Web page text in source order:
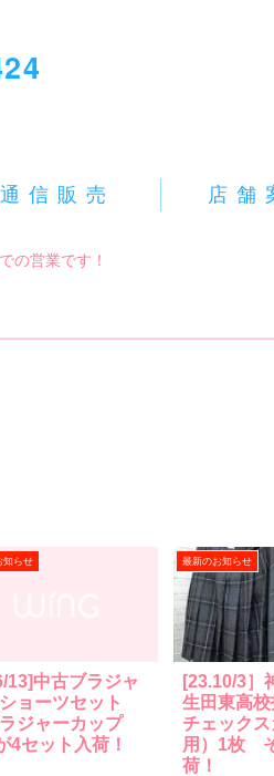
通信販売 店舗
の営業です！
知らせ
13]中古ブラジャ
ョーツセット
ラジャーカップ
4セット入荷！
最新のお知らせ
[23.10/3］
生田東高
チェック
用）1枚
荷！